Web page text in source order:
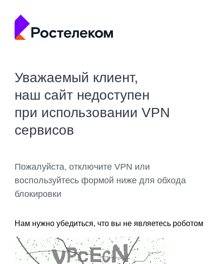
Уважаемый клиент,
наш сайт недоступен
при использовании VPN
сервисов
Пожалуйста, отключите VPN или
воспользуйтесь формой ниже для обхода
блокировки
Нам нужно убедиться, что вы не являетесь роботом